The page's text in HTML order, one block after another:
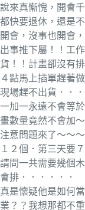
說來真慚愧，開會千
都快要退休，還是
開會，沒事也開會
出事推下屬！！工
貨！！計畫卻沒有
４點馬上插單趕著
現場趕不出貨．．．
一加一永遠不會等
畫數量竟然不會加
注意問題來了～～
１２個．第三天要７
請問一共需要幾個
會排．．．．．．
真是懷疑他是如何
業？？我想那都不重